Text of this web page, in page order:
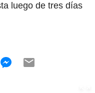
luego de tres días